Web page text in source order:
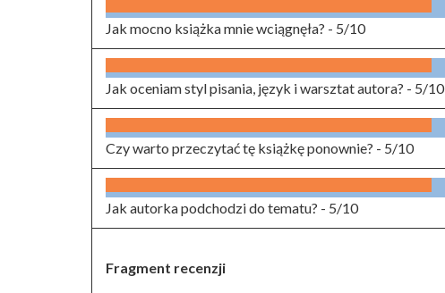
Jak mocno książka mnie wciągnęła? - 5/10
Jak oceniam styl pisania, język i warsztat autora? - 5/10
Czy warto przeczytać tę książkę ponownie? - 5/10
Jak autorka podchodzi do tematu? - 5/10
Fragment recenzji